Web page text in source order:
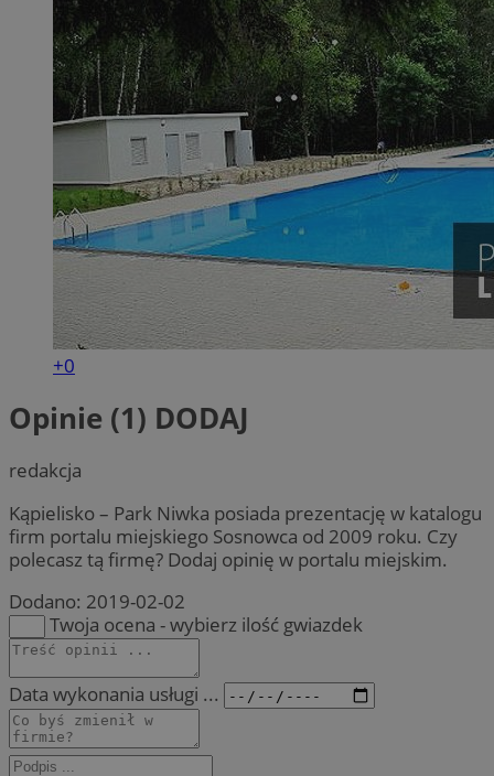
+0
Opinie (1) DODAJ
redakcja
Kąpielisko – Park Niwka posiada prezentację w katalogu
firm portalu miejskiego Sosnowca od 2009 roku. Czy
polecasz tą firmę? Dodaj opinię w portalu miejskim.
Dodano: 2019-02-02
Twoja ocena - wybierz ilość gwiazdek
Data wykonania usługi ...